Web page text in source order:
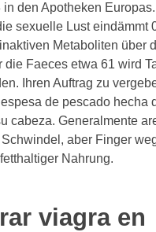
in den Apotheken
sexuelle Lust eindämmt
Metaboliten über
die Faeces etwa 61wird
Ihren Auftrag zu
de pescado hecha
cabeza. Generalmente
aber Finger
Nahrung.
viagra en